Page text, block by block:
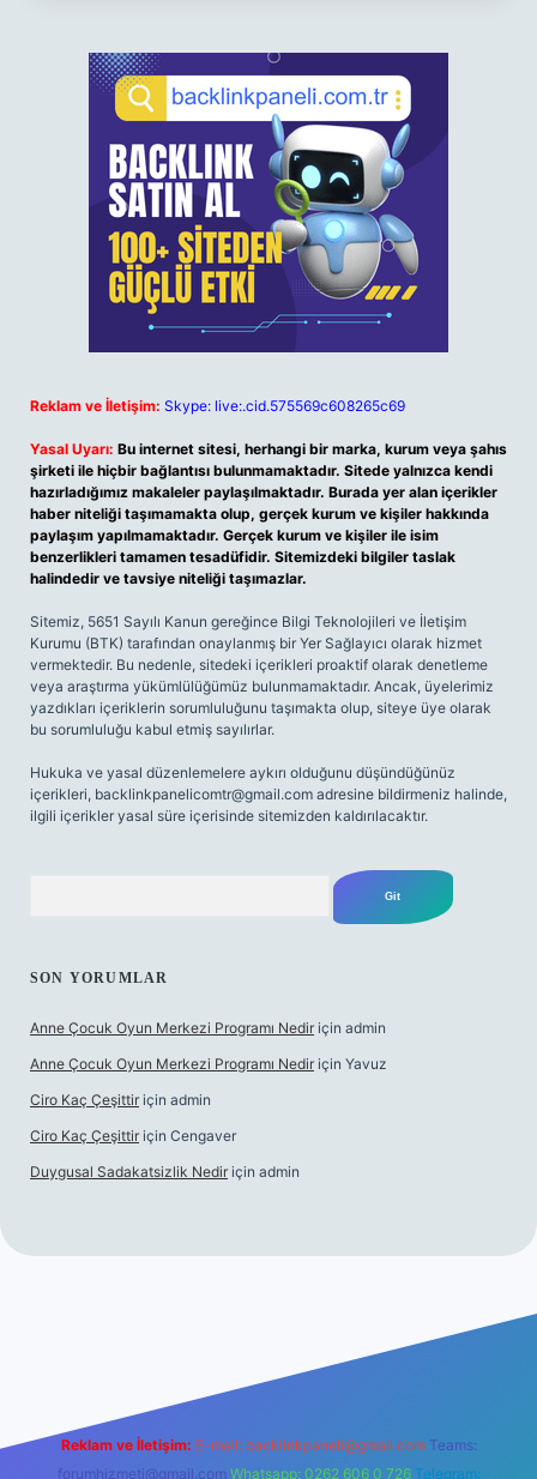
Reklam ve İletişim: Skype: live:.cid.575569c608265c69
Yasal Uyarı: Bu internet sitesi, herhangi bir marka, kurum veya şahıs
şirketi ile hiçbir bağlantısı bulunmamaktadır. Sitede yalnızca kendi
hazırladığımız makaleler paylaşılmaktadır. Burada yer alan içerikler
haber niteliği taşımamakta olup, gerçek kurum ve kişiler hakkında
paylaşım yapılmamaktadır. Gerçek kurum ve kişiler ile isim
benzerlikleri tamamen tesadüfidir. Sitemizdeki bilgiler taslak
halindedir ve tavsiye niteliği taşımazlar.
Sitemiz, 5651 Sayılı Kanun gereğince Bilgi Teknolojileri ve İletişim
Kurumu (BTK) tarafından onaylanmış bir Yer Sağlayıcı olarak hizmet
vermektedir. Bu nedenle, sitedeki içerikleri proaktif olarak denetleme
veya araştırma yükümlülüğümüz bulunmamaktadır. Ancak, üyelerimiz
yazdıkları içeriklerin sorumluluğunu taşımakta olup, siteye üye olarak
bu sorumluluğu kabul etmiş sayılırlar.
Hukuka ve yasal düzenlemelere aykırı olduğunu düşündüğünüz
içerikleri, backlinkpanelicomtr@gmail.com adresine bildirmeniz halinde,
ilgili içerikler yasal süre içerisinde sitemizden kaldırılacaktır.
SON YORUMLAR
Anne Çocuk Oyun Merkezi Programı Nedir için admin
Anne Çocuk Oyun Merkezi Programı Nedir için Yavuz
Ciro Kaç Çeşittir için admin
Ciro Kaç Çeşittir için Cengaver
Duygusal Sadakatsizlik Nedir için admin
elexbetgiris.org
Reklam ve İletişim: E-mail: backlinkpaneli@gmail.com Teams:
forumhizmeti@gmail.com Whatsapp: 0262 606 0 726 Telegram: